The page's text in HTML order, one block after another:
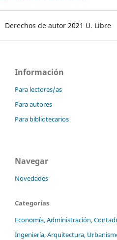
Derechos de autor 2021 U. Libre
Información
Para lectores/as
Para autores
Para bibliotecarios
Navegar
Novedades
Categorías
Economía, Administración,
Ingeniería, Arquitectura,